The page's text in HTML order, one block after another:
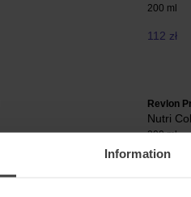
Information
200 ml
112 zł
Revlon
Nutri
200 ml
112 zł